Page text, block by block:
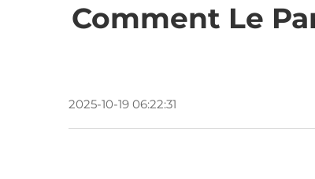
Comment Le
2025-10-19 06:22:31